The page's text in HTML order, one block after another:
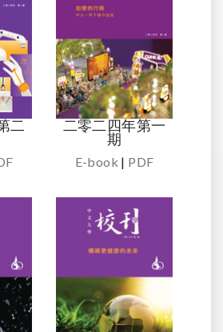
二
二零二四年第一
期
E-book | PDF